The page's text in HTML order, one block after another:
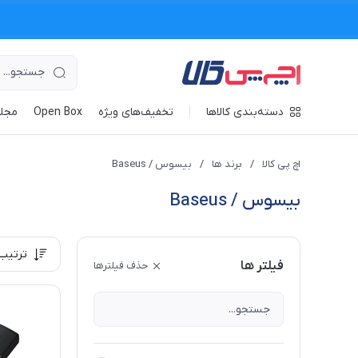
دسته‌بندی کالاها تخفیف‌های ویژه Open Box
اچ پی کالا / برند ها / بیسوس / Baseus
بیسوس / Baseus
فیلتر ها حذف فیلترها